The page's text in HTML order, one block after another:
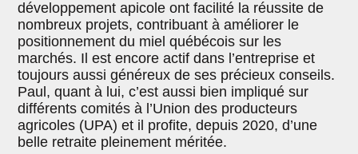
développement apicole ont facilité la réussite de
nombreux projets, contribuant à améliorer le
positionnement du miel québécois sur les
marchés. Il est encore actif dans l’entreprise et
toujours aussi généreux de ses précieux conseils.
Paul, quant à lui, c’est aussi bien impliqué sur
différents comités à l’Union des producteurs
agricoles (UPA) et il profite, depuis 2020, d’une
belle retraite pleinement méritée.